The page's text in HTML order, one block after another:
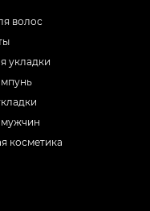
волос
укладки
косметика